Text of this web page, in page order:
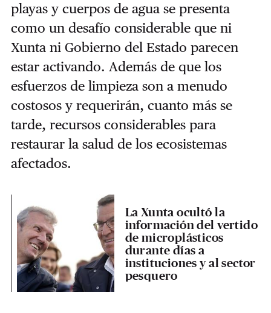
playas y cuerpos de agua se presenta
como un desafío considerable que ni
Xunta ni Gobierno del Estado parecen
estar activando. Además de que los
esfuerzos de limpieza son a menudo
costosos y requerirán, cuanto más se
tarde, recursos considerables para
restaurar la salud de los ecosistemas
afectados.
La Xunta ocultó la
información del vertido
de microplásticos
durante días a
instituciones y al sector
pesquero